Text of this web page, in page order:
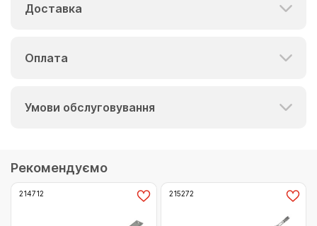
Доставка
Оплата
Умови обслуговування
Рекомендуємо
214712 215272